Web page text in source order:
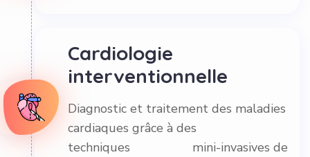
Cardiologie
interventionnelle
Diagnostic et traitement des maladies
cardiaques grâce à des
techniques mini-invasives de